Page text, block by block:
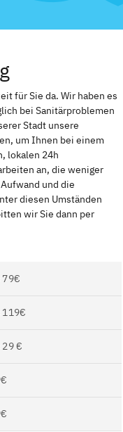
für Sie da. Wir haben es
bei Sanitärproblemen
Stadt unsere
um Ihnen bei einem
lokalen 24h
an, die weniger
und die
diesen Umständen
wir Sie dann per
79€
119€
29 €